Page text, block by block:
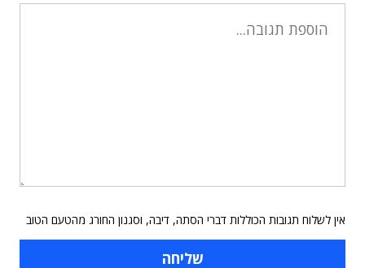
אין לשלוח תגובות הכוללות דברי הסתה, דיבה, וסגנון החורג מהטעם הטוב